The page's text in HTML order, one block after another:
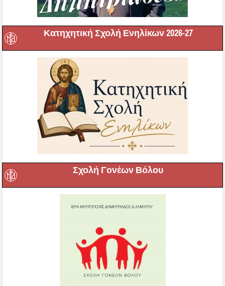
Κατηχητική Σχολή Ενηλίκων 2026-27
Σχολή Γονέων Βόλου